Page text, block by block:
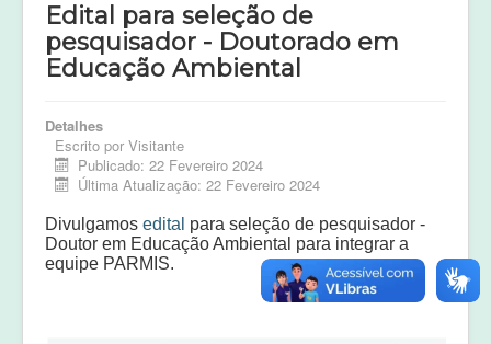
MARéSS
Projetos em Andamento
Publicações
Equipe
Laudos e pareceres
Edital para seleção de
pesquisador - Doutorado em
Educação Ambiental
Detalhes
Escrito por Visitante
Publicado: 22 Fevereiro 2024
Última Atualização: 22 Fevereiro 2024
Divulgamos edital para seleção de pesquisador -
Doutor em Educação Ambiental para integrar a
equipe PARMIS.